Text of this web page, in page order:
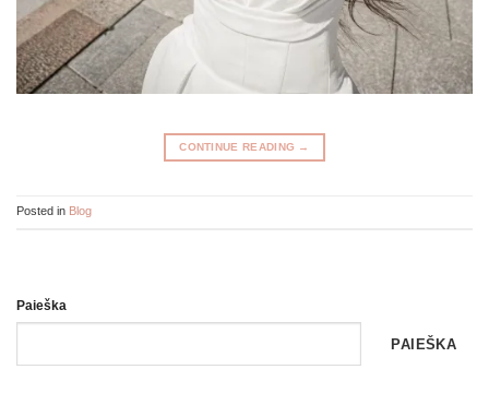
CONTINUE READING →
Posted in Blog
Paieška
PAIEŠKA